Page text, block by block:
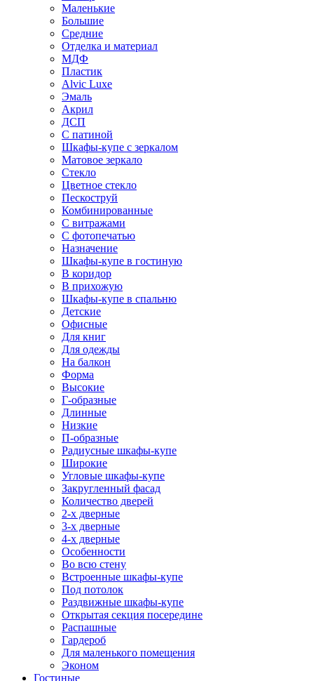
Маленькие
Большие
Средние
Отделка и материал
МДФ
Пластик
Alvic Luxe
Эмаль
Акрил
ДСП
С патиной
Шкафы-купе с зеркалом
Матовое зеркало
Стекло
Цветное стекло
Пескоструй
Комбинированные
С витражами
С фотопечатью
Назначение
Шкафы-купе в гостиную
В коридор
В прихожую
Шкафы-купе в спальню
Детские
Офисные
Для книг
Для одежды
На балкон
Форма
Высокие
Г-образные
Длинные
Низкие
П-образные
Радиусные шкафы-купе
Широкие
Угловые шкафы-купе
Закругленный фасад
Количество дверей
2-х дверные
3-х дверные
4-х дверные
Особенности
Во всю стену
Встроенные шкафы-купе
Под потолок
Раздвижные шкафы-купе
Открытая секция посередине
Распашные
Гардероб
Для маленького помещения
Эконом
Гостиные